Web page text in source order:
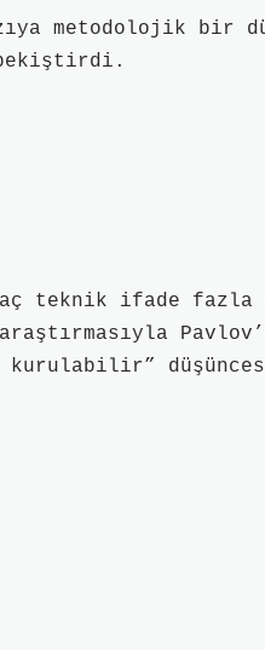
metodolojik bir
teknik ifade fazla
kurulabilir”